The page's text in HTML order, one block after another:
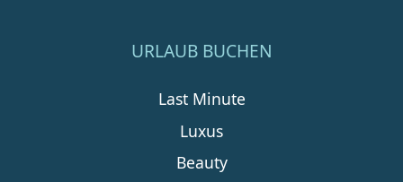
URLAUB BUCHEN
Last Minute
Luxus
Beauty